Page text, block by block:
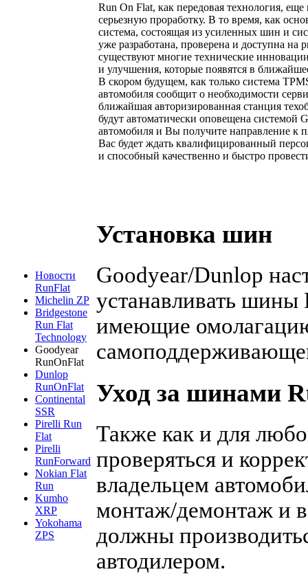
Новости
RunFlat
Michelin ZP
Bridgestone
Run Flat
Technology
Goodyear
RunOnFlat
Dunlop
RunOnFlat
Continental
SSR
Pirelli Run
Flat
Pirelli
RunForward
Nokian Flat
Run
Kumho
XRP
Yokohama
ZPS
Run On Flat, как передовая технология, еще
серьезную проработку. В то время, как
система, состоящая из усиленных шин и
уже разработана, проверена и доступна на
существуют многие технические
и улучшения, которые появятся в
В скором будущем, как только система
автомобиля сообщит о необходимости
ближайшая авторизированная станция
будут автоматически оповещена системой
автомобиля и Вы получите направление к
Вас будет ждать квалифицированный
и способный качественно и быстро
Установка шин
Goodyear/Dunlop
устанавливать шины
имеющие
Уход за шинами
Также как и для
проверяться и
владельцем
монтаж/демонтаж и
должны
автодилером.